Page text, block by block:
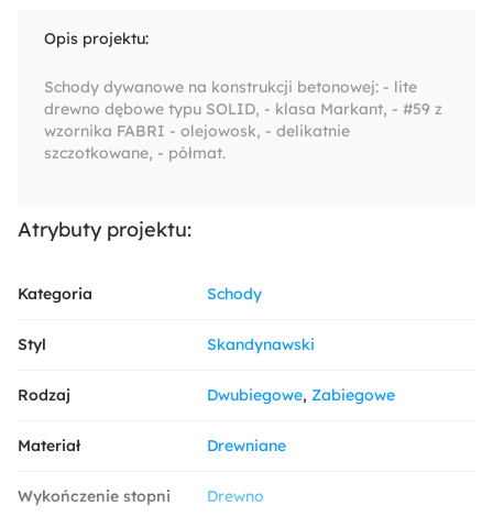
Opis projektu:
Schody dywanowe na konstrukcji betonowej: - lite
drewno dębowe typu SOLID, - klasa Markant, - #59 z
wzornika FABRI - olejowosk, - delikatnie
szczotkowane, - półmat.
Atrybuty projektu:
Kategoria Schody
Styl Skandynawski
Rodzaj Dwubiegowe Zabiegowe
Materiał Drewniane
Wykończenie stopni Drewno